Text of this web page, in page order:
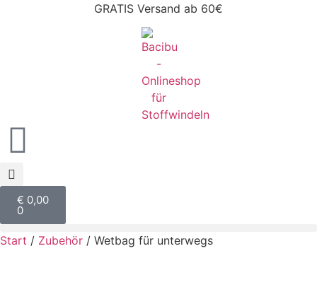
GRATIS Versand ab 60€
€ 0,00
0
Start / Zubehör / Wetbag für unterwegs